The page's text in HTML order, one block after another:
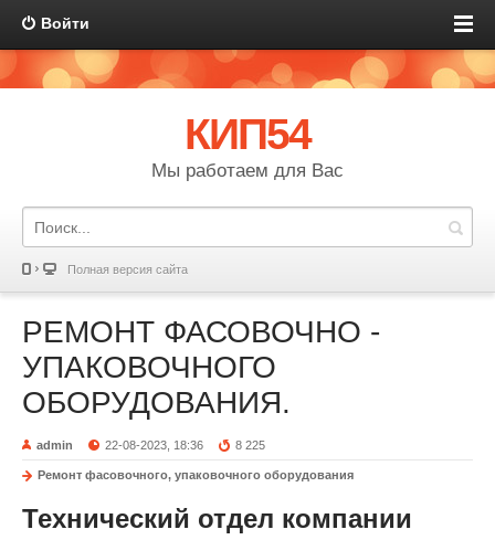
Войти
КИП54
Мы работаем для Вас
Полная версия сайта
РЕМОНТ ФАСОВОЧНО -
УПАКОВОЧНОГО
ОБОРУДОВАНИЯ.
admin 22-08-2023, 18:36 8 225
Ремонт фасовочного, упаковочного оборудования
Технический отдел компании